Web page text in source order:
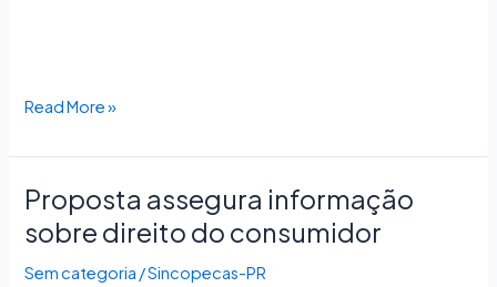
Read More »
Proposta assegura informação
sobre direito do consumidor
Sem categoria /Sincopecas-PR
Proposta
assegura
informação
sobre